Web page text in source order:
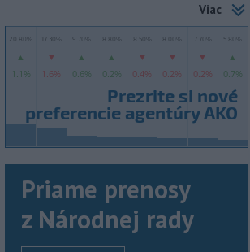
Viac
Priame prenosy
z Národnej rady